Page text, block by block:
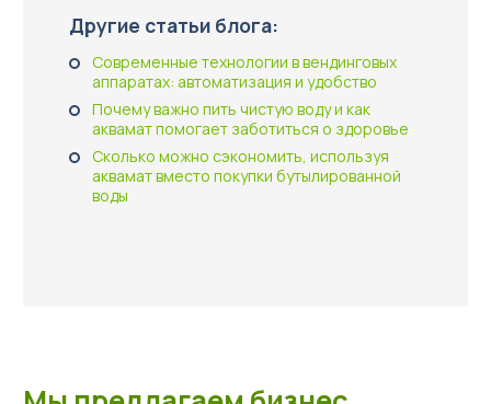
Другие статьи блога:
Современные технологии в вендинговых
аппаратах: автоматизация и удобство
Почему важно пить чистую воду и как
аквамат помогает заботиться о здоровье
Сколько можно сэкономить, используя
аквамат вместо покупки бутылированной
воды